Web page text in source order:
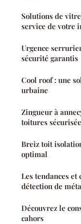
Solutions de
service de votre
Urgence
sécurité garantis
Cool roof : une
urbaine
Zingueur à
toitures
Breiz toit
optimal
Les tendances
détection de
Découvrez le
cahors